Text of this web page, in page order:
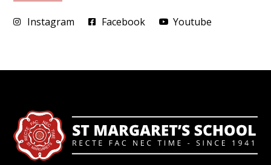
Instagram Facebook Youtube